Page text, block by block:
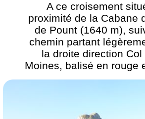
A ce croisement
proximité de la Cabane
de Pount (1640 m),
chemin partant
la droite direction Col
Moines, balisé en rouge